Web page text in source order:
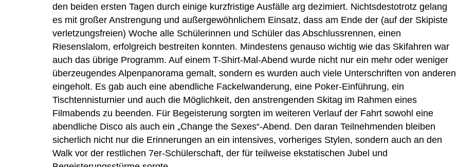
den beiden ersten Tagen durch einige kurzfristige Ausfälle arg dezimiert. Nichtsdestotrotz gelang
es mit großer Anstrengung und außergewöhnlichem Einsatz, dass am Ende der (auf der Skipiste
verletzungsfreien) Woche alle Schülerinnen und Schüler das Abschlussrennen, einen
Riesenslalom, erfolgreich bestreiten konnten. Mindestens genauso wichtig wie das Skifahren war
auch das übrige Programm. Auf einem T-Shirt-Mal-Abend wurde nicht nur ein mehr oder weniger
überzeugendes Alpenpanorama gemalt, sondern es wurden auch viele Unterschriften von anderen
eingeholt. Es gab auch eine abendliche Fackelwanderung, eine Poker-Einführung, ein
Tischtennisturnier und auch die Möglichkeit, den anstrengenden Skitag im Rahmen eines
Filmabends zu beenden. Für Begeisterung sorgten im weiteren Verlauf der Fahrt sowohl eine
abendliche Disco als auch ein „Change the Sexes“-Abend. Den daran Teilnehmenden bleiben
sicherlich nicht nur die Erinnerungen an ein intensives, vorheriges Stylen, sondern auch an den
Walk vor der restlichen 7er-Schülerschaft, der für teilweise ekstatischen Jubel und